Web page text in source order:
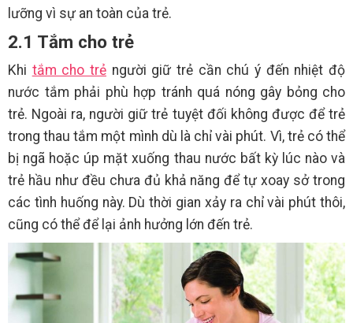
lưỡng vì sự an toàn của trẻ.
2.1 Tắm cho trẻ
Khi tắm cho trẻ người giữ trẻ cần chú ý đến nhiệt độ
nước tắm phải phù hợp tránh quá nóng gây bỏng cho
trẻ. Ngoài ra, người giữ trẻ tuyệt đối không được để trẻ
trong thau tắm một mình dù là chỉ vài phút. Vì, trẻ có thể
bị ngã hoặc úp mặt xuống thau nước bất kỳ lúc nào và
trẻ hầu như đều chưa đủ khả năng để tự xoay sở trong
các tình huống này. Dù thời gian xảy ra chỉ vài phút thôi,
cũng có thể để lại ảnh hưởng lớn đến trẻ.